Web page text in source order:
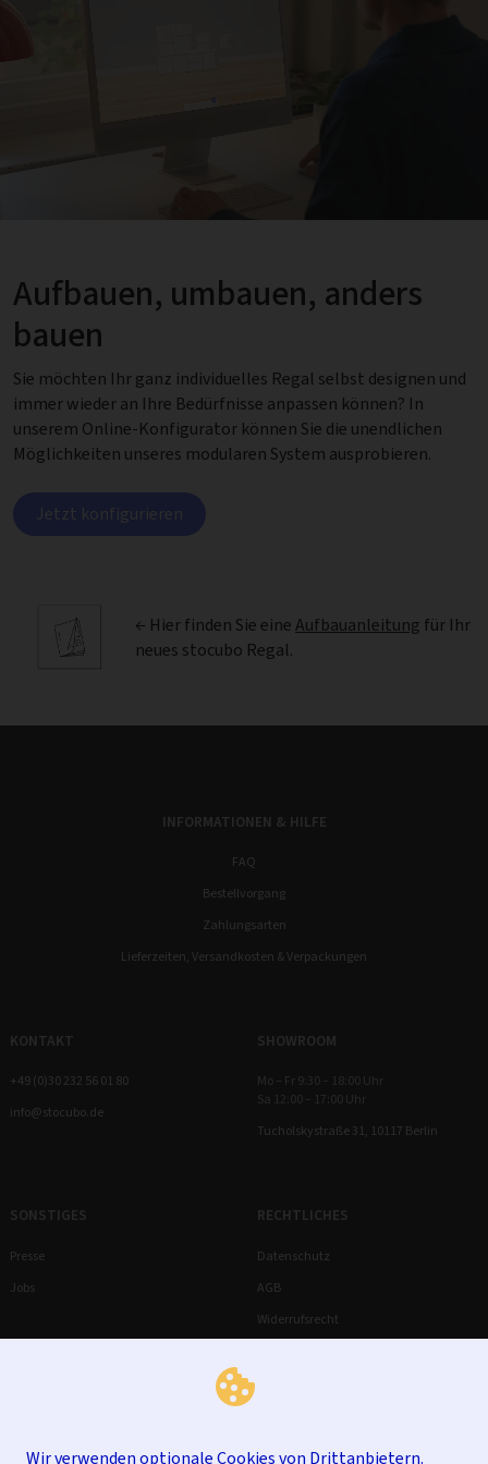
Wir verwenden optionale Cookies von Drittanbietern.
Aufbauen, umbauen, anders
bauen
Sie möchten Ihr ganz individuelles Regal selbst designen und
immer wieder an Ihre Bedürfnisse anpassen können? In
unserem Online-Konfigurator können Sie die unendlichen
Möglichkeiten unseres modularen System ausprobieren.
Jetzt konfigurieren
← Hier finden Sie eineAufbauanleitung für Ihr
neues stocubo Regal.
INFORMATIONEN & HILFE
FAQ
Bestellvorgang
Zahlungsarten
Lieferzeiten, Versandkosten & Verpackungen
KONTAKT
+49 (0)30 232 56 01 80
info@stocubo.de
SHOWROOM
Mo – Fr 9:30 – 18:00 Uhr
Sa 12:00 – 17:00 Uhr
Tucholskystraße 31, 10117 Berlin
SONSTIGES
Presse
Jobs
RECHTLICHES
Datenschutz
AGB
Widerrufsrecht